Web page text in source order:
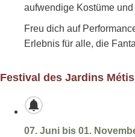
aufwendige Kostüme
Freu dich auf
Erlebnis für alle, die
Festival des Jardins
07. Juni bis 01.